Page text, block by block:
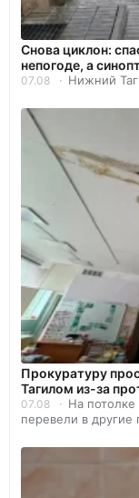
Снова циклон:
непогоде, а
07.08 Нижний
Прокуратуру
Тагилом из-за
07.08
На потолке
перевели в другие